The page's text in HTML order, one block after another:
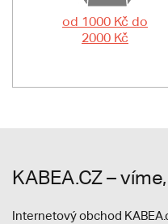
od 1000 Kč do
2000 Kč
KABEA.CZ –
Internetový obchod